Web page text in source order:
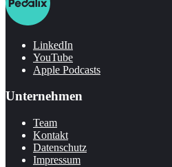
LinkedIn
YouTube
Apple Podcasts
Unternehmen
Team
Kontakt
Datenschutz
Impressum